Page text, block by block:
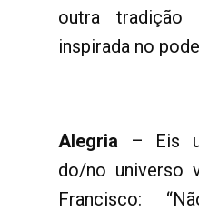
outra tradição
inspirada no
Alegria
– Eis
do/no universo
Francisco: